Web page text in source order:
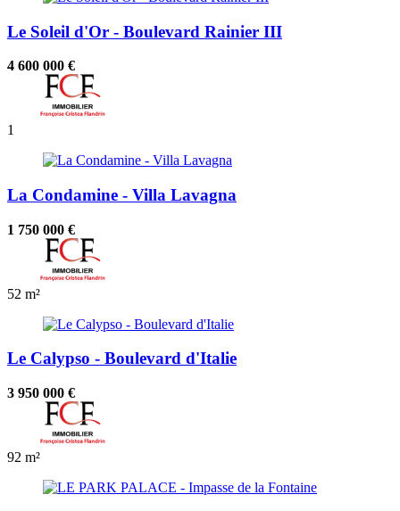
Le Soleil d'Or - Boulevard Rainier III
4 600 000 €
1
La Condamine - Villa Lavagna
1 750 000 €
52 m²
Le Calypso - Boulevard d'Italie
3 950 000 €
92 m²